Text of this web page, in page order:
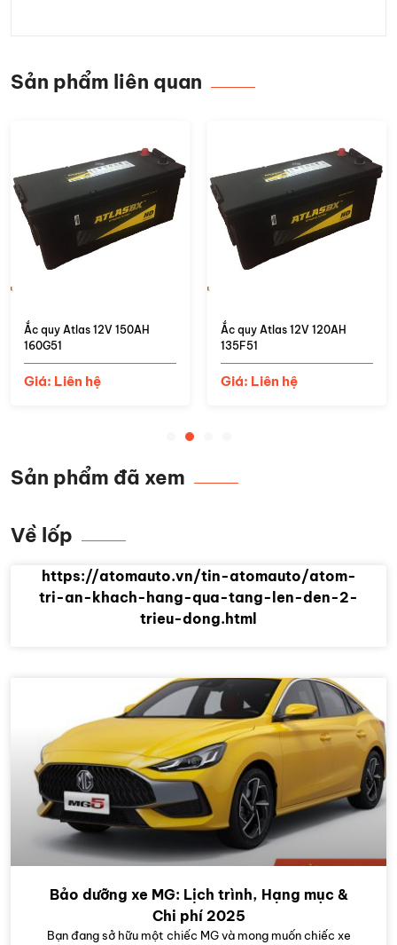
Sản phẩm liên quan
Ắc quy Atlas 12V 150AH
160G51
Giá: Liên hệ
Ắc quy Atlas 12V 120AH
135F51
Giá: Liên hệ
Sản phẩm đã xem
Về lốp
https://atomauto.vn/tin-atomauto/atom-
tri-an-khach-hang-qua-tang-len-den-2-
trieu-dong.html
Bảo dưỡng xe MG: Lịch trình, Hạng mục &
Chi phí 2025
Bạn đang sở hữu một chiếc MG và mong muốn chiếc xe